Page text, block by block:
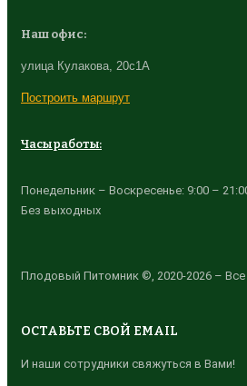
Наш офис:
улица Кулакова, 20с1А
Построить маршрут
Часы работы:
Понедельник – Воскресенье: 9:00 –
Без выходных
Плодовый Питомник ©, 2020-2026 –
ОСТАВЬТЕ СВОЙ EMAIL
И наши сотрудники свяжуться в Вами!